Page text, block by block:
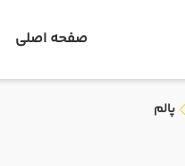
صفحه اصلی
پالم